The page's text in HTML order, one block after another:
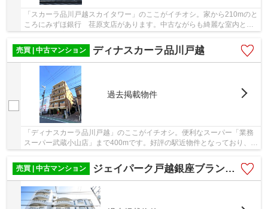
「スカーラ品川戸越スカイタワー」のここがイチオシ。家から210mのと
ころにみずほ銀行 荏原支店があります。中古ながらも綺麗な室内と魅
売買 | 中古マンション
ディナスカーラ品川戸越
過去掲載物件
「ディナスカーラ品川戸越」のここがイチオシ。便利なスーパー「業務
スーパー武蔵小山店」まで400mです。好評の駅近物件となっており、駅
売買 | 中古マンション
ジェイパーク戸越銀座ブランシェール